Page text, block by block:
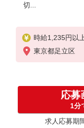
切...
時給1,235円以
東京都足立区
応募
1分
求人応募期